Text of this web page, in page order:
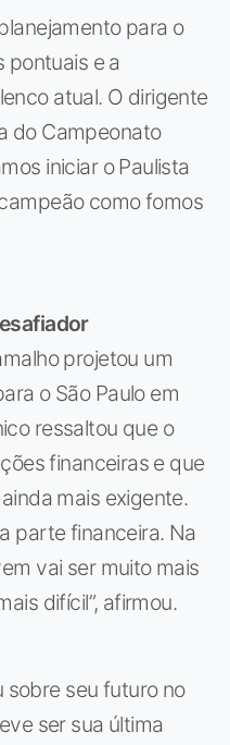
para o
pontuais e a
atual. O dirigente
do Campeonato
iniciar o Paulista
como fomos
projetou um
o São Paulo em
ressaltou que o
financeiras e que
mais exigente.
parte financeira. Na
vai ser muito mais
difícil”, afirmou.
seu futuro no
ser sua última